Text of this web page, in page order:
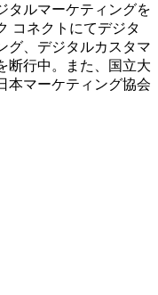
タルマーケティングを
コネクトにてデジタ
グ、デジタルカスタマ
断行中。また、国立大
本マーケティング協会